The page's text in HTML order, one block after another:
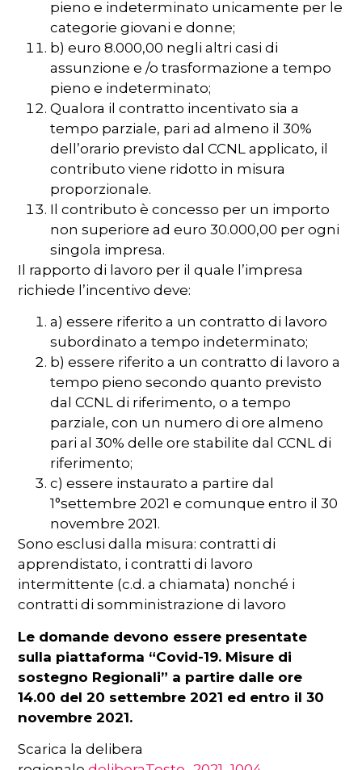
pieno e indeterminato unicamente per le
categorie giovani e donne;
b) euro 8.000,00 negli altri casi di
assunzione e /o trasformazione a tempo
pieno e indeterminato;
Qualora il contratto incentivato sia a
tempo parziale, pari ad almeno il 30%
dell’orario previsto dal CCNL applicato, il
contributo viene ridotto in misura
proporzionale.
Il contributo è concesso per un importo
non superiore ad euro 30.000,00 per ogni
singola impresa.
Il rapporto di lavoro per il quale l’impresa
richiede l’incentivo deve:
a) essere riferito a un contratto di lavoro
subordinato a tempo indeterminato;
b) essere riferito a un contratto di lavoro a
tempo pieno secondo quanto previsto
dal CCNL di riferimento, o a tempo
parziale, con un numero di ore almeno
pari al 30% delle ore stabilite dal CCNL di
riferimento;
c) essere instaurato a partire dal
1°settembre 2021 e comunque entro il 30
novembre 2021.
Sono esclusi dalla misura: contratti di
apprendistato, i contratti di lavoro
intermittente (c.d. a chiamata) nonché i
contratti di somministrazione di lavoro
Le domande devono essere presentate
sulla piattaforma “Covid-19. Misure di
sostegno Regionali” a partire dalle ore
14.00 del 20 settembre 2021 ed entro il 30
novembre 2021.
Scarica la delibera